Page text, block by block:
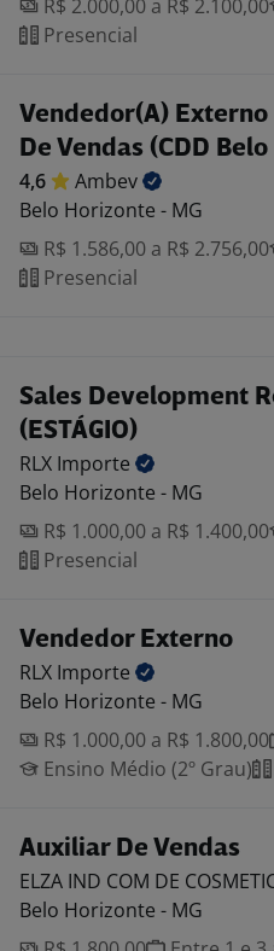
R$ 2.000,00 a R$ 2.100,00
Presencial
Vendedor(A)
De Vendas (CDD
4,6
Ambev
Belo Horizonte - MG
R$ 1.586,00 a R$ 2.756,00
Presencial
Sales Development
(ESTÁGIO)
RLX Importe
Belo Horizonte - MG
R$ 1.000,00 a R$ 1.400,00
Presencial
Vendedor Externo
RLX Importe
Belo Horizonte - MG
R$ 1.000,00 a R$ 1.800,00
Ensino Médio (2º Grau)
Auxiliar De Vendas
ELZA IND COM DE
Belo Horizonte - MG